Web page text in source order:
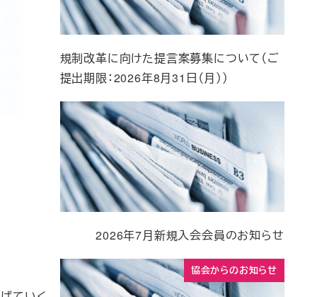
規制改革に向けた提言案募集について（ご
提出期限：2026年8月31日（月））
2026年7月新規入会会員のお知らせ
協会からのお知らせ